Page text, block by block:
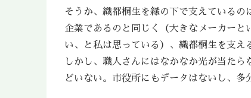
そうか、織都桐生を縁の下で支えている
企業であるのと同じく（大きなメーカー
い、と私は思っている）、織都桐生を支え
しかし、職人さんにはなかなか光が当た
どいない。市役所にもデータはないし、多